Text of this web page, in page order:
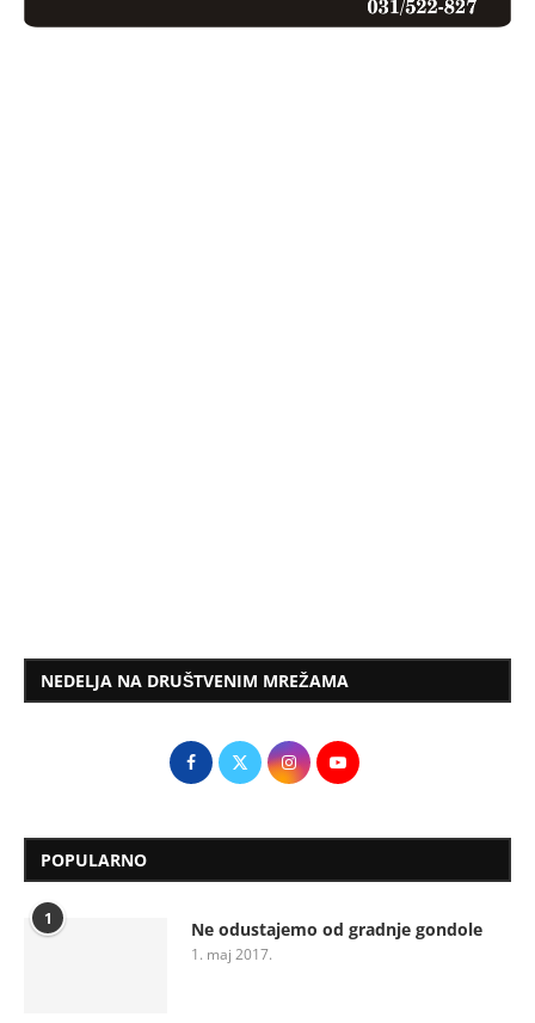
NEDELJA NA DRUŠTVENIM MREŽAMA
POPULARNO
1 Ne odustajemo od gradnje gondole
1. maj 2017.